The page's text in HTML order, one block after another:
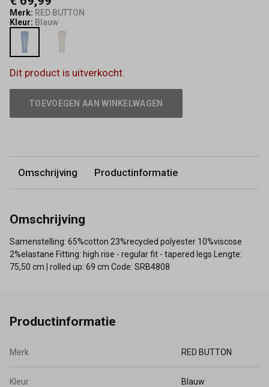
Merk: RED BUTTON
Kleur: Blauw
Dit product is uitverkocht.
TOEVOEGEN AAN WINKELWAGEN
Omschrijving Productinformatie
Omschrijving
Samenstelling: 65%cotton 23%recycled polyester 10%viscose
2%elastane Fitting: high rise - regular fit - tapered legs Lengte:
75,50 cm | rolled up: 69 cm Code: SRB4808
Productinformatie
Merk RED BUTTON
Kleur Blauw